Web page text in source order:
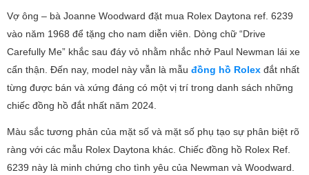
Vợ ông – bà Joanne Woodward đặt mua Rolex Daytona ref. 6239
vào năm 1968 để tặng cho nam diễn viên. Dòng chữ “Drive
Carefully Me” khắc sau đáy vỏ nhằm nhắc nhở Paul Newman lái xe
cẩn thận. Đến nay, model này vẫn là mẫu đồng hồ Rolex đắt nhất
từng được bán và xứng đáng có một vị trí trong danh sách những
chiếc đồng hồ đắt nhất năm 2024.
Màu sắc tương phản của mặt số và mặt số phụ tạo sự phân biệt rõ
ràng với các mẫu Rolex Daytona khác. Chiếc đồng hồ Rolex Ref.
6239 này là minh chứng cho tình yêu của Newman và Woodward.